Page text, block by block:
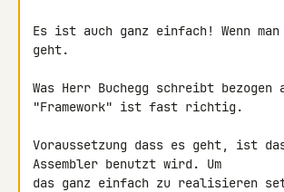
Es ist auch ganz einfach! Wenn
geht.
Was Herr Buchegg schreibt bezogen
"Framework" ist fast richtig.
Voraussetzung dass es geht, ist
Assembler benutzt wird. Um
das ganz einfach zu realisieren